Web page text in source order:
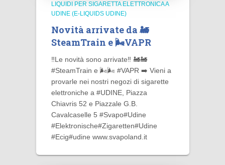
LIQUIDI PER SIGARETTA ELETTRONICA A
UDINE (E-LIQUIDS UDINE)
Novità arrivate da 🚂
SteamTrain e 🌬️VAPR
‼️Le novità sono arrivate‼️ 🚂🚂
#SteamTrain e 🌬️🌬️ #VAPR ➡️ Vieni a
provarle nei nostri negozi di sigarette
elettroniche a #UDINE, Piazza
Chiavris 52 e Piazzale G.B.
Cavalcaselle 5 #Svapo#Udine
#Elektronische#Zigaretten#Udine
#Ecig#udine www.svapoland.it